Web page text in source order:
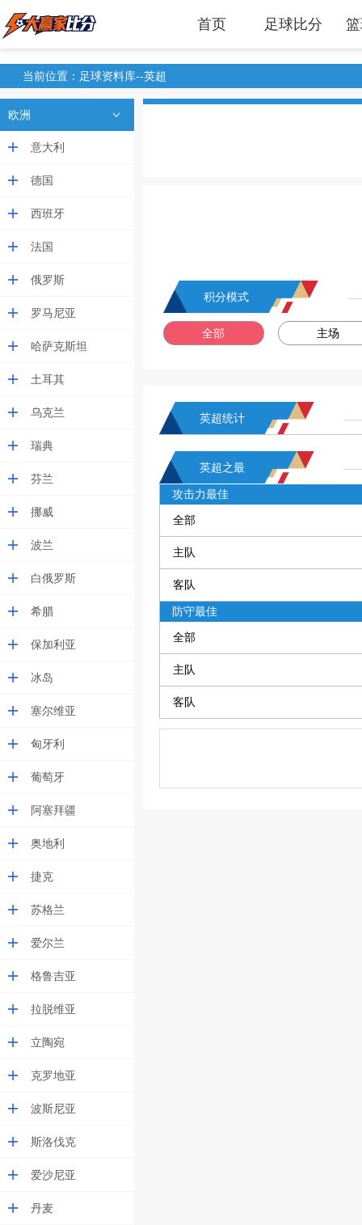
首页 足球比分
当前位置：足球资料库--英超
欧洲
意大利
德国
西班牙
法国
俄罗斯
罗马尼亚
哈萨克斯坦
土耳其
乌克兰
瑞典
芬兰
挪威
波兰
白俄罗斯
希腊
保加利亚
冰岛
塞尔维亚
匈牙利
葡萄牙
阿塞拜疆
奥地利
捷克
苏格兰
爱尔兰
格鲁吉亚
拉脱维亚
立陶宛
克罗地亚
波斯尼亚
斯洛伐克
爱沙尼亚
丹麦
积分模式
全部 主场
英超统计
英超之最
攻击力最佳
全部
主队
客队
防守最佳
全部
主队
客队